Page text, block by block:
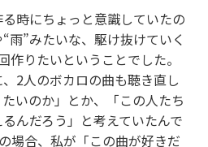
時にちょっと意識していたの
雨”みたいな、駆け抜けていく
作りたいということでした。
2人のボカロの曲も聴き直し
いのか」とか、「この人たち
んだろう」と考えていたんで
場合、私が「この曲が好きだ